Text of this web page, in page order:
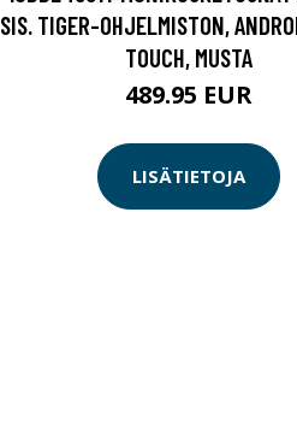
SIS. TIGER-OHJELMISTON,
TOUCH, MUSTA
489.95 EUR
LISÄTIETOJA